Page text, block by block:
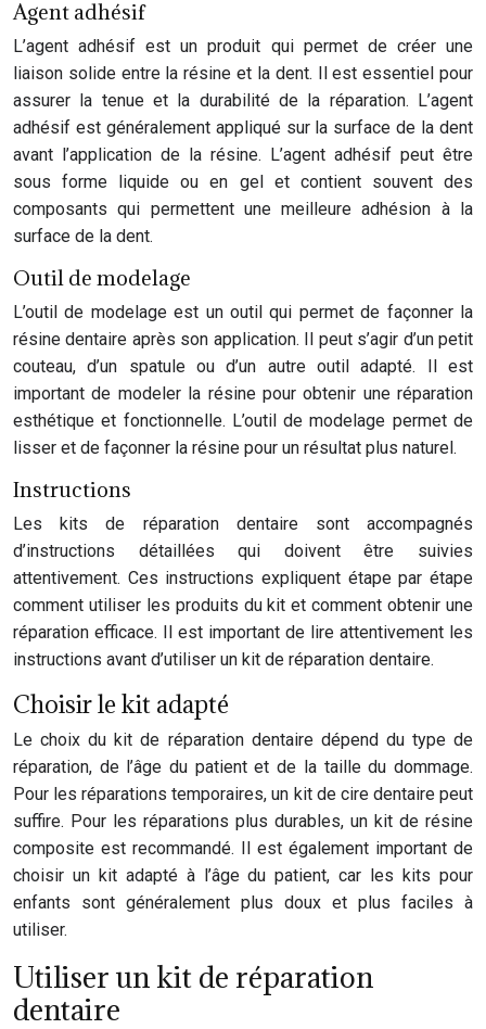
Agent adhésif
L’agent adhésif est un produit qui permet de créer une
liaison solide entre la résine et la dent. Il est essentiel pour
assurer la tenue et la durabilité de la réparation. L’agent
adhésif est généralement appliqué sur la surface de la dent
avant l’application de la résine. L’agent adhésif peut être
sous forme liquide ou en gel et contient souvent des
composants qui permettent une meilleure adhésion à la
surface de la dent.
Outil de modelage
L’outil de modelage est un outil qui permet de façonner la
résine dentaire après son application. Il peut s’agir d’un petit
couteau, d’un spatule ou d’un autre outil adapté. Il est
important de modeler la résine pour obtenir une réparation
esthétique et fonctionnelle. L’outil de modelage permet de
lisser et de façonner la résine pour un résultat plus naturel.
Instructions
Les kits de réparation dentaire sont accompagnés
d’instructions détaillées qui doivent être suivies
attentivement. Ces instructions expliquent étape par étape
comment utiliser les produits du kit et comment obtenir une
réparation efficace. Il est important de lire attentivement les
instructions avant d’utiliser un kit de réparation dentaire.
Choisir le kit adapté
Le choix du kit de réparation dentaire dépend du type de
réparation, de l’âge du patient et de la taille du dommage.
Pour les réparations temporaires, un kit de cire dentaire peut
suffire. Pour les réparations plus durables, un kit de résine
composite est recommandé. Il est également important de
choisir un kit adapté à l’âge du patient, car les kits pour
enfants sont généralement plus doux et plus faciles à
utiliser.
Utiliser un kit de réparation
dentaire